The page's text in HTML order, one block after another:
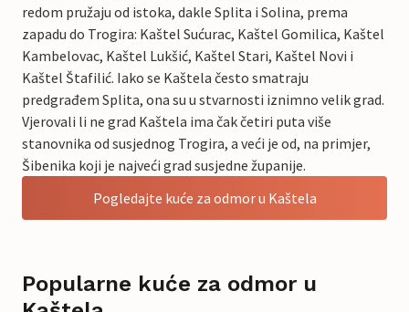
redom pružaju od istoka, dakle Splita i Solina, prema
zapadu do Trogira: Kaštel Sućurac, Kaštel Gomilica, Kaštel
Kambelovac, Kaštel Lukšić, Kaštel Stari, Kaštel Novi i
Kaštel Štafilić. Iako se Kaštela često smatraju
predgrađem Splita, ona su u stvarnosti iznimno velik grad.
Vjerovali li ne grad Kaštela ima čak četiri puta više
stanovnika od susjednog Trogira, a veći je od, na primjer,
Šibenika koji je najveći grad susjedne županije.
Pogledajte kuće za odmor u Kaštela
Popularne kuće za odmor u